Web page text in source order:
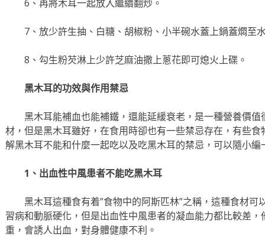
6、再將木耳一起放入繼續翻炒。
7、放少許生抽、白糖、胡椒粉、小半碗水蓋上鍋蓋燜至
8、勾生粉芡淋上少許芝麻油撒上蔥花即可熄火上碟。
黑木耳的功效與作用禁忌
黑木耳能補血也能補鐵，還能延緩衰老，是一種營養價
材，但是黑木耳雖好，在食用時卻也有一些禁忌存在，有些
解黑木耳不能和什麼一起吃以及吃黑木耳的禁忌，可以隨小編
1、出血性中風患者不能吃黑木耳
黑木耳這種食有着”食物中的阿斯匹林”之稱，這種食材
習病和動脈硬化，但是出血性中風患者的凝血能力都比較差
重，會誘人出血，對身體健康不利。